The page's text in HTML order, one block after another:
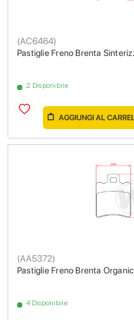
Pastiglie Freno Brenta
(AC6464)
2 Disponibile
AGGIUNGI AL
Pastiglie Freno Brenta
(AA5372)
4 Disponibile